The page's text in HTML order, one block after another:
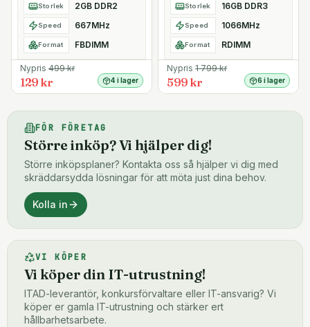
Storlek 2GB DDR2
Speed 667MHz
Format FBDIMM
Nypris 499kr
129 kr 4 i lager
Storlek 16GB DDR3
Speed 1066MHz
Format RDIMM
Nypris 1 799kr
599 kr 6 i lager
FÖR FÖRETAG
Större inköp? Vi hjälper dig!
Större inköpsplaner? Kontakta oss så hjälper vi dig med
skräddarsydda lösningar för att möta just dina behov.
Kolla in
VI KÖPER
Vi köper din IT-utrustning!
ITAD-leverantör, konkursförvaltare eller IT-ansvarig? Vi
köper er gamla IT-utrustning och stärker ert
hållbarhetsarbete.